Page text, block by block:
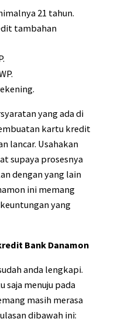
21 tahun.
tambahan
yang ada di
kartu kredit
lancar. Usahakan
supaya prosesnya
dengan yang lain
ini memang
yang
Bank Danamon
anda lengkapi.
saja menuju pada
masih merasa
dibawah ini: